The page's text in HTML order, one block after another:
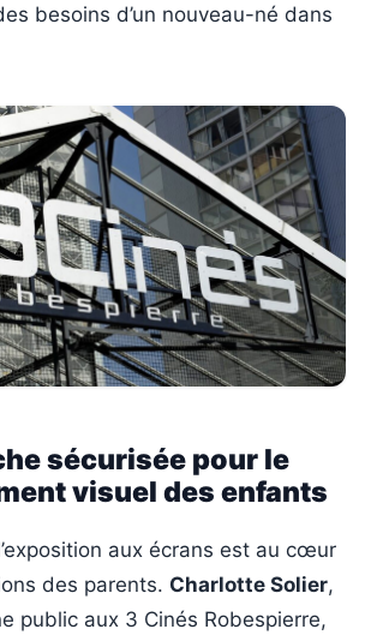
besoins d’un nouveau-né dans
sécurisée pour le
visuel des enfants
aux écrans est au cœur
des parents. Charlotte Solier,
public aux 3 Cinés Robespierre,